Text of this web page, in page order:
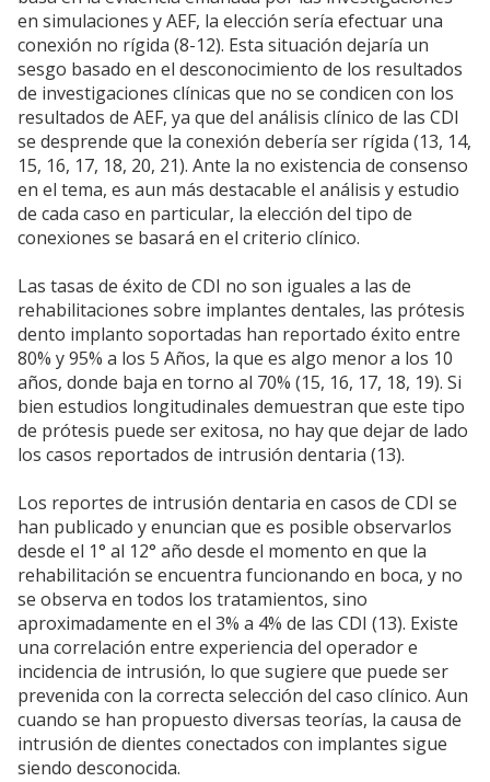
en simulaciones y AEF, la elección sería efectuar una
conexión no rígida (8-12). Esta situación dejaría un
sesgo basado en el desconocimiento de los resultados
de investigaciones clínicas que no se condicen con los
resultados de AEF, ya que del análisis clínico de las CDI
se desprende que la conexión debería ser rígida (13, 14,
15, 16, 17, 18, 20, 21). Ante la no existencia de consenso
en el tema, es aun más destacable el análisis y estudio
de cada caso en particular, la elección del tipo de
conexiones se basará en el criterio clínico.
Las tasas de éxito de CDI no son iguales a las de
rehabilitaciones sobre implantes dentales, las prótesis
dento implanto soportadas han reportado éxito entre
80% y 95% a los 5 Años, la que es algo menor a los 10
años, donde baja en torno al 70% (15, 16, 17, 18, 19). Si
bien estudios longitudinales demuestran que este tipo
de prótesis puede ser exitosa, no hay que dejar de lado
los casos reportados de intrusión dentaria (13).
Los reportes de intrusión dentaria en casos de CDI se
han publicado y enuncian que es posible observarlos
desde el 1° al 12° año desde el momento en que la
rehabilitación se encuentra funcionando en boca, y no
se observa en todos los tratamientos, sino
aproximadamente en el 3% a 4% de las CDI (13). Existe
una correlación entre experiencia del operador e
incidencia de intrusión, lo que sugiere que puede ser
prevenida con la correcta selección del caso clínico. Aun
cuando se han propuesto diversas teorías, la causa de
intrusión de dientes conectados con implantes sigue
siendo desconocida.